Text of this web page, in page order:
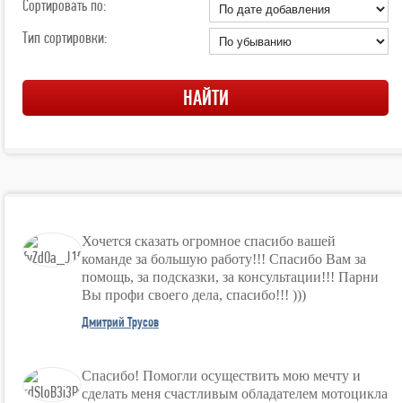
Сортировать по:
Тип сортировки:
Хочется сказать огромное спасибо вашей
команде за большую работу!!! Спасибо Вам за
помощь, за подсказки, за консультации!!! Парни
Вы профи своего дела, спасибо!!! )))
Дмитрий Трусов
Спасибо! Помогли осуществить мою мечту и
сделать меня счастливым обладателем мотоцикла